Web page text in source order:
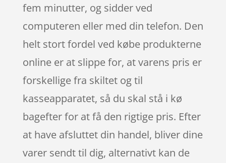
fem minutter, og sidder ved
computeren eller med din telefon. Den
helt stort fordel ved købe produkterne
online er at slippe for, at varens pris er
forskellige fra skiltet og til
kasseapparatet, så du skal stå i kø
bagefter for at få den rigtige pris. Efter
at have afsluttet din handel, bliver dine
varer sendt til dig, alternativt kan de